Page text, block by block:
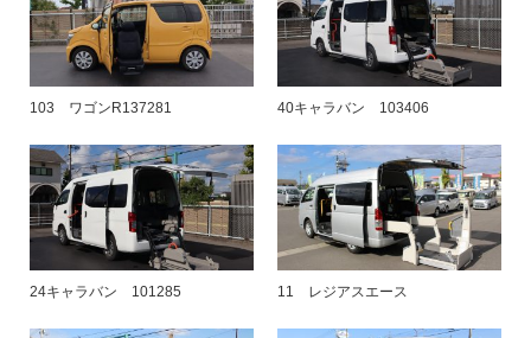
103 ワゴンR137281 40キャラバン 103406
24キャラバン 101285 11 レジアスエース